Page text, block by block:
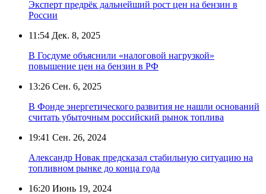
Эксперт предрёк дальнейший рост цен на бензин в
России
11:54 Дек. 8, 2025
В Госдуме объяснили «налоговой нагрузкой»
повышение цен на бензин в РФ
13:26 Сен. 6, 2025
В Фонде энергетического развития не нашли оснований
считать убыточным российский рынок топлива
19:41 Сен. 26, 2024
Александр Новак предсказал стабильную ситуацию на
топливном рынке до конца года
16:20 Июнь 19, 2024